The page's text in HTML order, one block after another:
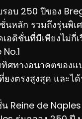
อบ 250 ปีของ
นหลัก รวมถึงรุ่นพิ
อดิชั่นที่มีเพียงไม่กี่
ศทางอนาคตของ
ยงตรงสูงสุด และไ
Reine de